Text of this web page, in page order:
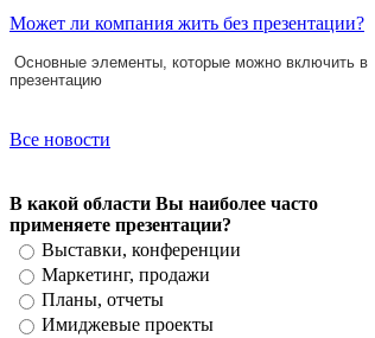
Может ли компания жить без презентации?
Основные элементы, которые можно включить в
презентацию
Все новости
В какой области Вы наиболее часто
применяете презентации?
Выставки, конференции
Маркетинг, продажи
Планы, отчеты
Имиджевые проекты